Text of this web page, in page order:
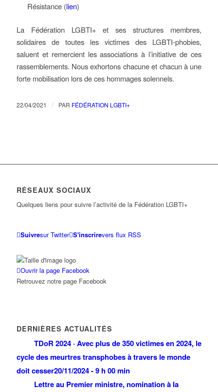
Résistance (lien)
La Fédération LGBTI+ et ses structures membres,
solidaires de toutes les victimes des LGBTI-phobies,
saluent et remercient les associations à l’initiative de ces
rassemblements. Nous exhortons chacune et chacun à une
forte mobilisation lors de ces hommages solennels.
22/04/2021 / PAR FÉDÉRATION LGBTI+
RÉSEAUX SOCIAUX
Quelques liens pour suivre l’activité de la Fédération LGBTI+
Suivresur Twitter S'inscrirevers flux RSS
Ouvrir la page Facebook
Retrouvez notre page Facebook
DERNIÈRES ACTUALITÉS
TDoR 2024 · Avec plus de 350 victimes en 2024, le
cycle des meurtres transphobes à travers le monde
doit cesser20/11/2024 - 9 h 00 min
Lettre au Premier ministre, nomination à la